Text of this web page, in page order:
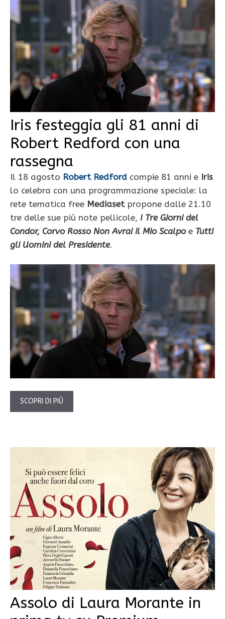
Iris festeggia gli 81 anni di
Robert Redford con una
rassegna
Il 18 agosto Robert Redford compie 81 anni e Iris
lo celebra con una programmazione speciale: la
rete tematica free Mediasetpropone dalle 21.10
tre delle sue più note pellicole, I Tre Giorni del
Condor, Corvo Rosso Non Avrai il Mio Scalpo e Tutti
gli Uomini del Presidente.
SCOPRI DI PIÙ
Assolo di Laura Morante in